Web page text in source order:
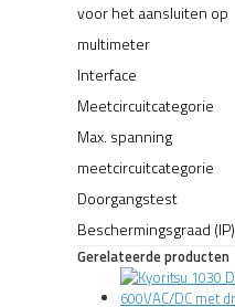
voor het aansluiten op
multimeter
Interface
Meetcircuitcategorie
Max. spanning
meetcircuitcategorie
Doorgangstest
Beschermingsgraad (IP)
Gerelateerde producten